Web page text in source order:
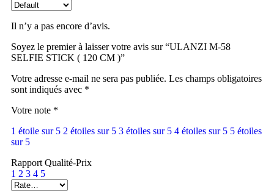
Il n’y a pas encore d’avis.
Soyez le premier à laisser votre avis sur “ULANZI M-58
SELFIE STICK ( 120 CM )”
Votre adresse e-mail ne sera pas publiée. Les champs obligatoires
sont indiqués avec *
Votre note *
1 étoile sur 5 2 étoiles sur 5 3 étoiles sur 5 4 étoiles sur 5 5 étoiles
sur 5
Rapport Qualité-Prix
1 2 3 4 5